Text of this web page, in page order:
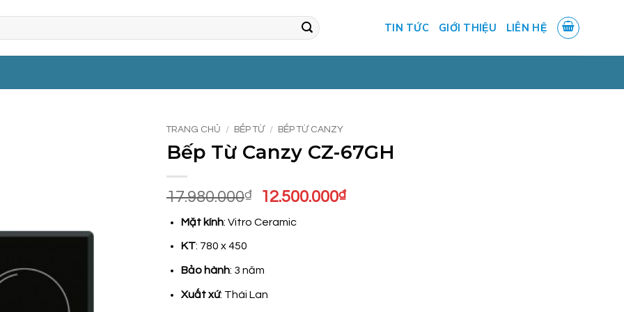
TIN TỨC GIỚI THIỆU LIÊN HỆ
TRANG CHỦ / BẾP TỪ / BẾP TỪ CANZY
Bếp Từ Canzy CZ-67GH
17.980.000₫
Giá
là:
12.500.000₫Giá
Mặt kính: Vitro Ceramic
KT: 780 x 450
Bảo hành: 3 năm
Xuất xứ: Thái Lan